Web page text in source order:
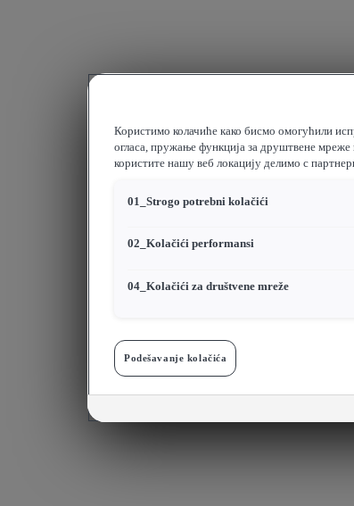
Користимо колачиће како бисмо омогућили
огласа, пружање функција за друштвене
користите нашу веб локацију делимо с
01_Strogo potrebni kolačići
02_Kolačići performansi
04_Kolačići za društvene mreže
Podešavanje kolačića